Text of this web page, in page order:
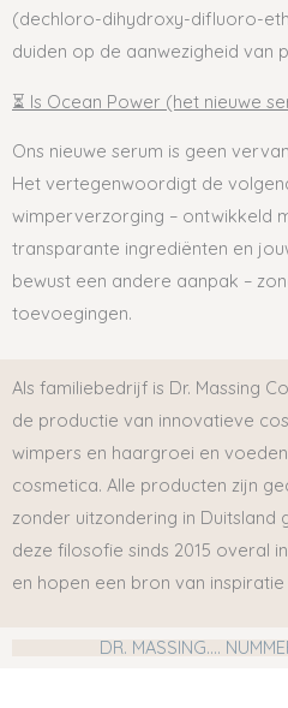
(dechloro-dihydroxy-difluoro-
duiden op de aanwezigheid van
⏳ Is Ocean Power (het nieuwe
Ons nieuwe serum is geen
Het vertegenwoordigt de
wimperverzorging – ontwikkeld
transparante ingrediënten en
bewust een andere aanpak –
toevoegingen.
Als familiebedrijf is Dr. Massing
de productie van innovatieve
wimpers en haargroei en
cosmetica. Alle producten zijn
zonder uitzondering in Duitsland
deze filosofie sinds 2015 overal
en hopen een bron van inspiratie
DR. MASSING….